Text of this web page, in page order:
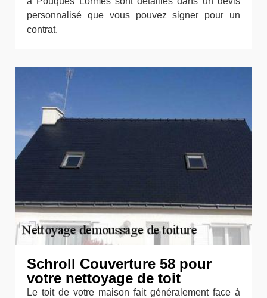
personnalisé que vous pouvez signer pour un
contrat.
Schroll Couverture 58 pour
votre nettoyage de toit
Le toit de votre maison fait généralement face à